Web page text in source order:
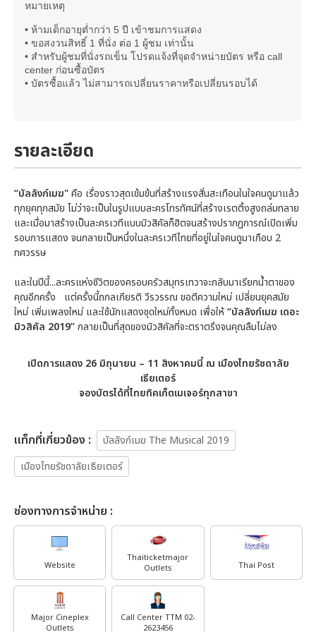
วันพุธที่ 10 กรกฎาคม 2562
วันพฤหัสบดีที่ 11 กรกฎาคม 2562
วันเสาร์ที่ 13 กรกฎาคม 2562
19:30
วันอาทิตย์ที่ 14 กรกฎาคม 2562 14:00
วันพุธที่ 17 กรกฎาคม 2562
วันพฤหัสบดีที่ 18 กรกฎาคม 2562 19:30
วันศุกร์ที่ 19 กรกฎาคม 2562 19:30
14:00
วันอาทิตย์ที่ 21 กรกฎาคม 2562
วันพฤหัสบดีที่ 25 กรกฎาคม 2562
วันศุกร์ที่ 26 กรกฎาคม 2562
วันเสาร์ที่ 27 กรกฎาคม 2562
14:00
19:30
วันอาทิตย์ที่ 28 กรกฎาคม 2562
หมายเหตุ
• ห้ามเด็กอายุต่ำกว่า 5 ปี เข้าชมการแสดง
• ขอสงวนสิทธิ์ 1 ที่นั่ง ต่อ 1 ผู้ชม เท่านั้น
• สำหรับผู้ชมที่นั่งรถเข็น โปรดแจ้งที่จุดจำหน่ายบัตร หรือ call
center ก่อนซื้อบัตร
• บัตรซื้อแล้ว ไม่สามารถเปลี่ยนราคาหรือเปลี่ยนรอบได้
รายละเอียด
“บัลลังก์เมฆ"คือ เรื่องราวสุดเข้มข้นที่สร้างแรงสั่นสะเทือนในใจคนดูมาแล้ว
ทุกยุคทุกสมัย ไม่ว่าจะเป็นในรูปแบบละครโทรทัศน์ที่สร้างเรตติ้งสูงถล่มทลาย
และเมื่อมาสร้างเป็นละครเวทีแบบมิวสิคัลก็ฮิตจนสร้างปรากฏการณ์เปิดเพิ่ม
รอบการแสดง จนกลายเป็นหนึ่งในละครเวทีไทยที่อยู่ในใจคนดูมาเกือบ 2
ทศวรรษ
และในปีนี้...ละครแห่งชีวิตของครอบครัวสมุทรเทวาจะกลับมาเรียกน้ำตาของ
คุณอีกครั้ง แต่ครั้งนี้ถกลเกียรติ วีรวรรณ ขอตีความใหม่ เปลี่ยนยุคสมัย
ใหม่ เพิ่มเพลงใหม่ และใช้นักแสดงชุดใหม่ทั้งหมด เพื่อให้“บัลลังก์เมฆ เดอะ
มิวสิคัล 2019”กลายเป็นที่สุดของมิวสิคัลที่จะตราตรึงจนคุณลืมไม่ลง
เปิดการแสดง 26 มิถุนายน – 11 สิงหาคมนี้ ณ เมืองไทยรัชดาลัย
เธียเตอร์
จองบัตรได้ที่ไทยทิคเก็ตเมเจอร์ทุกสาขา
เเท็กที่เกี่ยวข้อง :
บัลลังก์เมฆ The Musical 2019
เมืองไทยรัชดาลัยเธียเตอร์
ช่องทางการจำหน่าย :
Website
Thaiticketmajor
Outlets
Thai Post
Major Cineplex
Outlets
Call Center TTM 02-
2623456